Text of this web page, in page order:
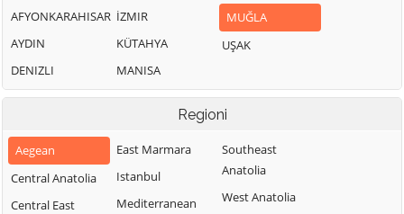
AFYONKARAHISAR
AYDIN
DENIZLI
İZMIR
KÜTAHYA
MANISA
MUĞLA
UŞAK
Regioni
Aegean
Central Anatolia
Central East
East Marmara
Istanbul
Mediterranean
Southeast
Anatolia
West Anatolia